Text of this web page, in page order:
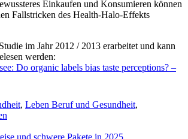
Einkaufen und Konsumieren können
Fallstricken des Health-Halo-Effekts
im Jahr 2012 / 2013 erarbeitet und kann
werden:
Do organic labels bias taste perceptions? –
, Leben Beruf und Gesundheit,